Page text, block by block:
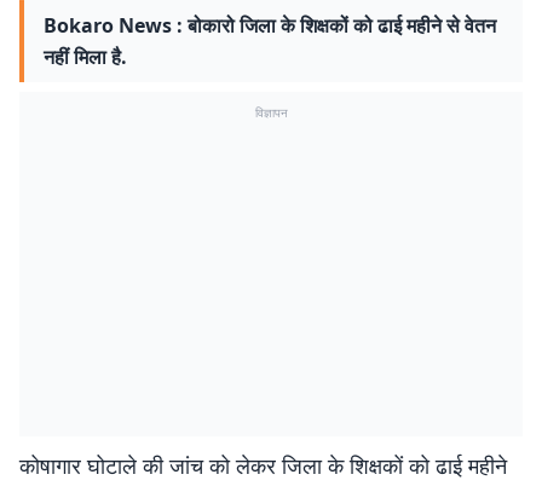
Bokaro News : बोकारो जिला के शिक्षकों को ढाई महीने से वेतन
नहीं मिला है.
विज्ञापन
कोषागार घोटाले की जांच को लेकर जिला के शिक्षकों को ढाई महीने